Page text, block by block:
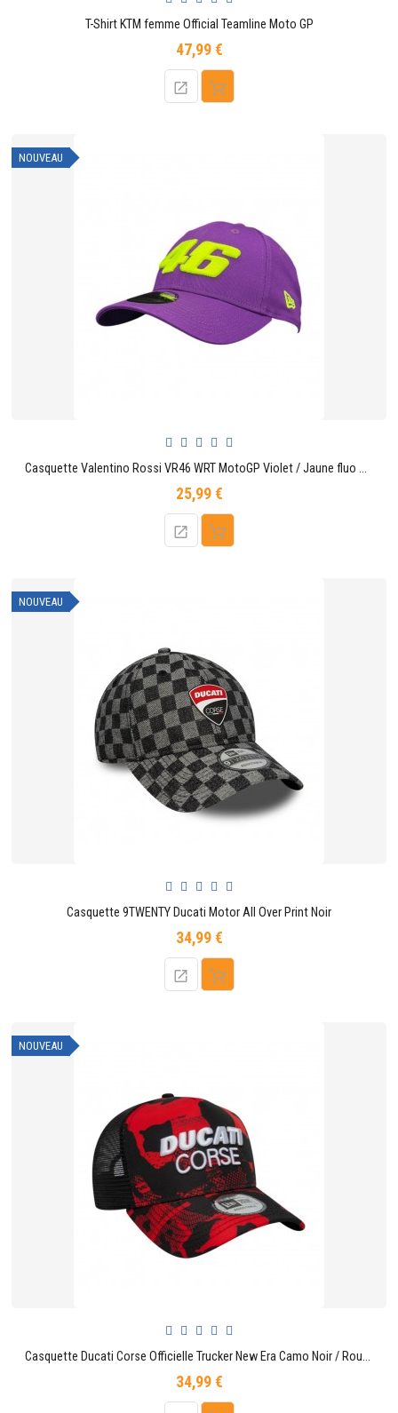
T-Shirt KTM femme Official Teamline Moto GP
47,99 €Prix
NOUVEAU
Casquette Valentino Rossi VR46 WRT MotoGP Violet / Jaune fluo New Era
25,99 €Prix
NOUVEAU
Casquette 9TWENTY Ducati Motor All Over Print Noir
34,99 €Prix
NOUVEAU
Casquette Ducati Corse Officielle Trucker New Era Camo Noir / Rouge
34,99 €Prix